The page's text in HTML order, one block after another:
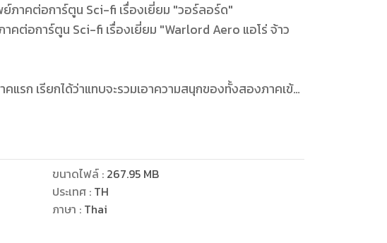
ภาคต่อการ์ตูน Sci-fi เรื่องเยี่ยม "วอร์ลอร์ด"
คต่อการ์ตูน Sci-fi เรื่องเยี่ยม "Warlord Aero แอโร่ จ้าว
แรก เรียกได้ว่าแทบจะรวมเอาความสนุกของทั้งสองภาคเข้า
งแล้ว
ขนาดไฟล์: 267.95 MB
ประเทศ : TH
ภาษา : Thai